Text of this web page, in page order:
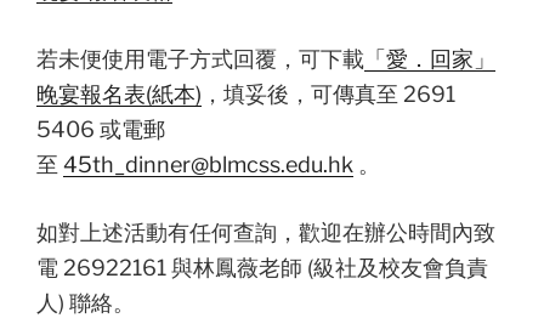
若未便使用電子方式回覆，可下載 「愛．回家」
晚宴報名表(紙本) ，填妥後，可傳真至 2691
5406 或電郵
至 45th_dinner@blmcss.edu.hk 。
如對上述活動有任何查詢，歡迎在辦公時間內致
電 26922161 與林鳳薇老師 (級社及校友會負責
人) 聯絡。